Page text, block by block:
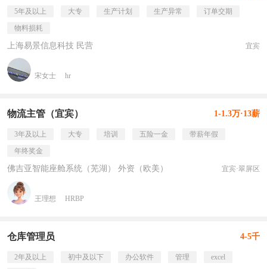
5年及以上 大专 生产计划 生产异常
订单交期
物料损耗
上海易景信息科技 民营 宜宾
宋女士 hr
物流主管（宜宾） 1-1.3万·13薪
3年及以上 大专 培训 五险一金
带薪年假
年终奖金
佛吉亚智能座舱系统（芜湖） 外资（欧美） 宜宾·翠屏区
王理想 HRBP
仓库管理员 4-5千
2年及以上 初中及以下 办公软件 管理
excel